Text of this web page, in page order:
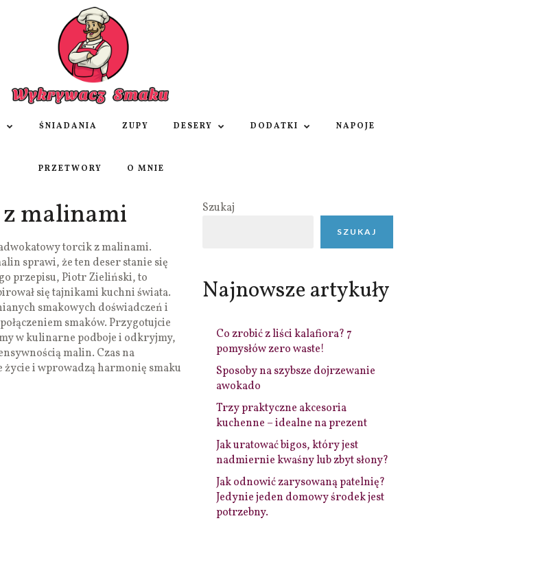
ŚNIADANIA ZUPY DESERY DODATKI NAPOJE
PRZETWORY O MNIE
malinami
torcik z malinami.
sprawi, że ten deser stanie się
przepisu, Piotr Zieliński, to
się tajnikami kuchni świata.
smakowych doświadczeń i
smaków. Przygotujcie
w kulinarne podboje i odkryjmy,
malin. Czas na
i wprowadzą harmonię smaku
Szukaj
SZUKAJ
Najnowsze artykuły
Co zrobić z liści kalafiora? 7
pomysłów zero waste!
Sposoby na szybsze dojrzewanie
awokado
Trzy praktyczne akcesoria
kuchenne – idealne na prezent
Jak uratować bigos, który jest
nadmiernie kwaśny lub zbyt słony?
Jak odnowić zarysowaną patelnię?
Jedynie jeden domowy środek jest
potrzebny.